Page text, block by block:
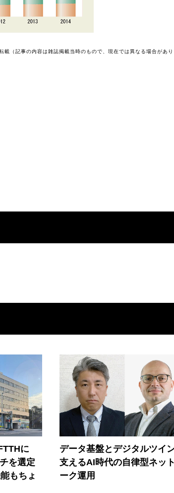
（記事の内容は雑誌掲載当時のもので、現在では異なる場合があり
に
を選定
もちょ
データ基盤とデジタルツイ
支えるAI時代の自律型ネッ
ーク運用